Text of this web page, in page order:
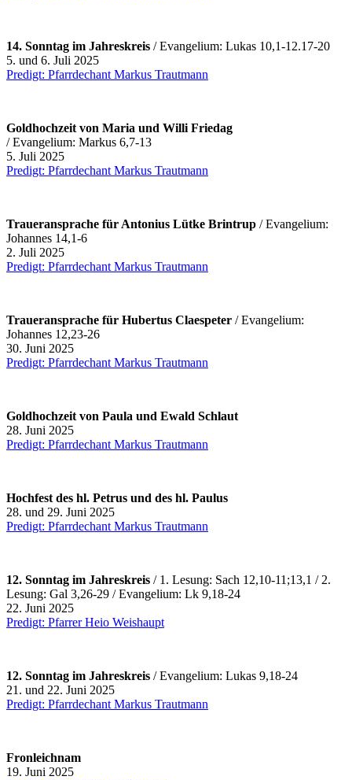
14. Sonntag im Jahreskreis / Evangelium: Lukas 10,1-12.17-20
5. und 6. Juli 2025
Predigt: Pfarrdechant Markus Trautmann
Goldhochzeit von Maria und Willi Friedag
/ Evangelium: Markus 6,7-13
5. Juli 2025
Predigt: Pfarrdechant Markus Trautmann
Traueransprache für Antonius Lütke Brintrup / Evangelium:
Johannes 14,1-6
2. Juli 2025
Predigt: Pfarrdechant Markus Trautmann
Traueransprache für Hubertus Claespeter / Evangelium:
Johannes 12,23-26
30. Juni 2025
Predigt: Pfarrdechant Markus Trautmann
Goldhochzeit von Paula und Ewald Schlaut
28. Juni 2025
Predigt: Pfarrdechant Markus Trautmann
Hochfest des hl. Petrus und des hl. Paulus
28. und 29. Juni 2025
Predigt: Pfarrdechant Markus Trautmann
12. Sonntag im Jahreskreis / 1. Lesung: Sach 12,10-11;13,1 / 2.
Lesung: Gal 3,26-29 / Evangelium: Lk 9,18-24
22. Juni 2025
Predigt: Pfarrer Heio Weishaupt
12. Sonntag im Jahreskreis / Evangelium: Lukas 9,18-24
21. und 22. Juni 2025
Predigt: Pfarrdechant Markus Trautmann
Fronleichnam
19. Juni 2025